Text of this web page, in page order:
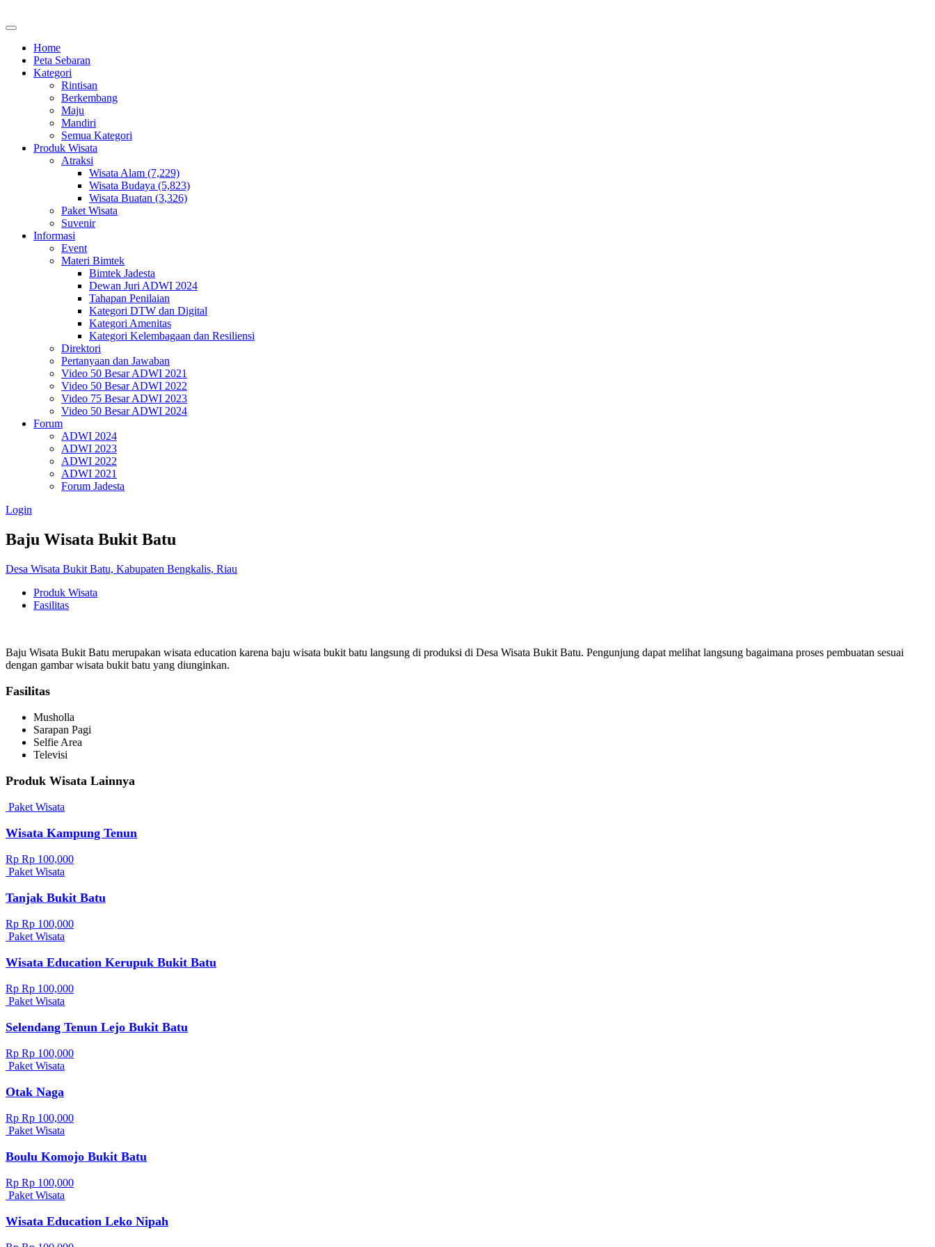
Home
Peta Sebaran
Kategori
Rintisan
Berkembang
Maju
Mandiri
Semua Kategori
Produk Wisata
Atraksi
Wisata Alam (7,229)
Wisata Budaya (5,823)
Wisata Buatan (3,326)
Paket Wisata
Suvenir
Informasi
Event
Materi Bimtek
Bimtek Jadesta
Dewan Juri ADWI 2024
Tahapan Penilaian
Kategori DTW dan Digital
Kategori Amenitas
Kategori Kelembagaan dan Resiliensi
Direktori
Pertanyaan dan Jawaban
Video 50 Besar ADWI 2021
Video 50 Besar ADWI 2022
Video 75 Besar ADWI 2023
Video 50 Besar ADWI 2024
Forum
ADWI 2024
ADWI 2023
ADWI 2022
ADWI 2021
Forum Jadesta
Login
Baju Wisata Bukit Batu
Desa Wisata Bukit Batu, Kabupaten Bengkalis, Riau
Produk Wisata
Fasilitas
Baju Wisata Bukit Batu merupakan wisata education karena baju wisata bukit batu langsung di produksi di Desa Wisata Bukit Batu. Pengunjung dapat melihat langsung bagaimana proses pembuatan sesuai
dengan gambar wisata bukit batu yang diunginkan.
Fasilitas
Musholla
Sarapan Pagi
Selfie Area
Televisi
Produk Wisata Lainnya
Paket Wisata
Wisata Kampung Tenun
Rp Rp 100,000
Paket Wisata
Tanjak Bukit Batu
Rp Rp 100,000
Paket Wisata
Wisata Education Kerupuk Bukit Batu
Rp Rp 100,000
Paket Wisata
Selendang Tenun Lejo Bukit Batu
Rp Rp 100,000
Paket Wisata
Otak Naga
Rp Rp 100,000
Paket Wisata
Boulu Komojo Bukit Batu
Rp Rp 100,000
Paket Wisata
Wisata Education Leko Nipah